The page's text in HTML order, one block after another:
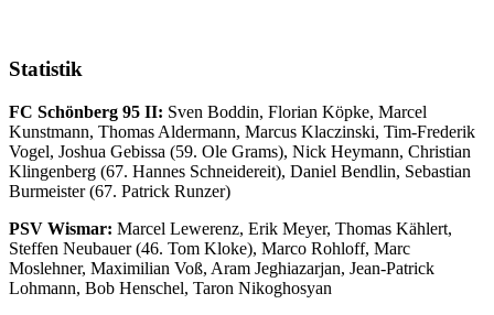
Statistik
FC Schönberg 95 II: Sven Boddin, Florian Köpke, Marcel
Kunstmann, Thomas Aldermann, Marcus Klaczinski, Tim-Frederik
Vogel, Joshua Gebissa (59. Ole Grams), Nick Heymann, Christian
Klingenberg (67. Hannes Schneidereit), Daniel Bendlin, Sebastian
Burmeister (67. Patrick Runzer)
PSV Wismar: Marcel Lewerenz, Erik Meyer, Thomas Kählert,
Steffen Neubauer (46. Tom Kloke), Marco Rohloff, Marc
Moslehner, Maximilian Voß, Aram Jeghiazarjan, Jean-Patrick
Lohmann, Bob Henschel, Taron Nikoghosyan